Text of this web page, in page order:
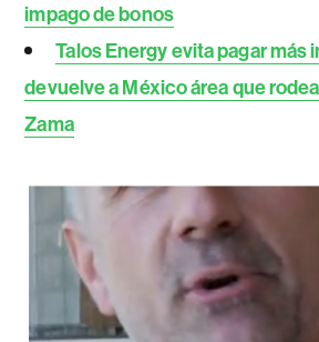
impago de bonos
Talos Energy evita pagar más
devuelve a México área que
Zama